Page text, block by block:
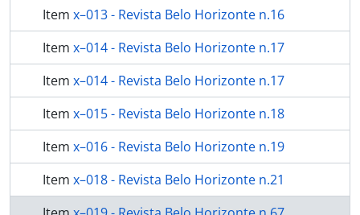
Item x–013 - Revista Belo Horizonte n.16
Item x–014 - Revista Belo Horizonte n.17
Item x–014 - Revista Belo Horizonte n.17
Item x–015 - Revista Belo Horizonte n.18
Item x–016 - Revista Belo Horizonte n.19
Item x–018 - Revista Belo Horizonte n.21